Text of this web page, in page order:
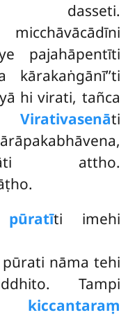
dasseti.
pajahāpentīti
kārakaṅgānī’’ti
hi virati, tañca
Virativasenāti
attho.
pūratīti imehi
nāma tehi
Tampi
kiccantaraṃ